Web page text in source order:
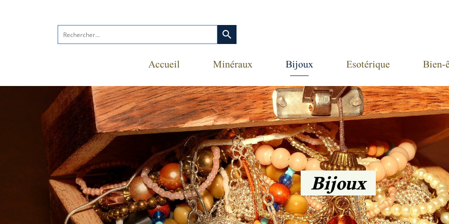
Accueil Minéraux Bijoux Esotérique
search
Bijoux